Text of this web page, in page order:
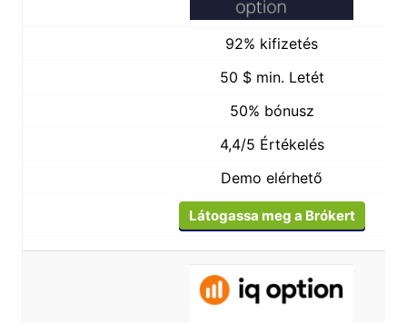
92% kifizetés
50 $ min. Letét
50% bónusz
4,4/5 Értékelés
Demo elérhető
Látogassa meg a Brókert